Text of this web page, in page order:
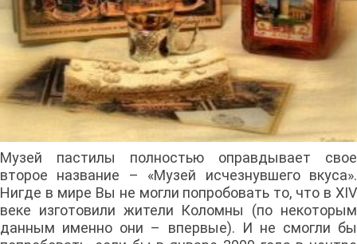
Музей пастилы полностью оправдывает свое
второе название – «Музей исчезнувшего вкуса».
Нигде в мире Вы не могли попробовать то, что в XIV
веке изготовили жители Коломны (по некоторым
данным именно они – впервые). И не смогли бы